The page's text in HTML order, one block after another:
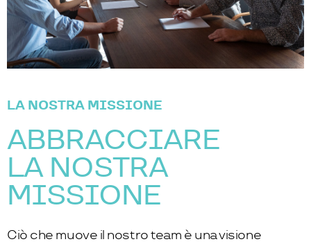
LA NOSTRA MISSIONE
ABBRACCIARE
LA NOSTRA
MISSIONE
Ciò che muove il nostro team è una visione